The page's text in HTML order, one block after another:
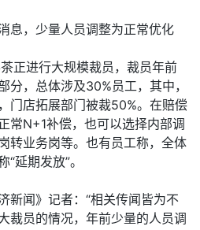
息，少量人员调整为正常优化
正进行大规模裁员，裁员年前
分，总体涉及30%员工，其中，
门店拓展部门被裁50%。在赔偿
常N+1补偿，也可以选择内部调
转业务岗等。也有员工称，全体
延期发放”。
新闻》记者：“相关传闻皆为不
裁员的情况，年前少量的人员调